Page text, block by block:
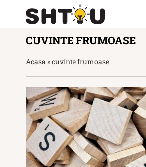
CUVINTE FRUMOASE
Acasa »cuvinte frumoase